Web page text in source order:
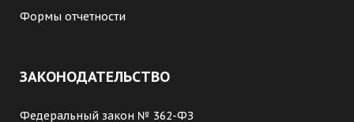
Формы отчетности
ЗАКОНОДАТЕЛЬСТВО
Федеральный закон № 362-ФЗ